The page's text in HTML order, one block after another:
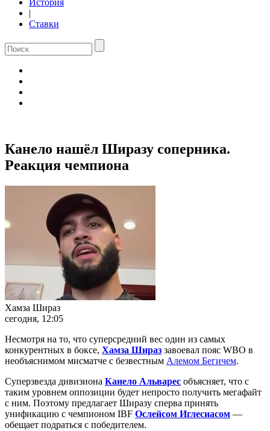
История
|
Ставки
Канело нашёл Ширазу соперника.
Реакция чемпиона
Хамза Шираз
сегодня, 12:05
Несмотря на то, что суперсредний вес один из самых
конкурентных в боксе, Хамза Шираз завоевал пояс WBO в
необъяснимом мисматче с безвестным Алемом Бегичем.
Суперзвезда дивизиона Канело Альварес объясняет, что с
таким уровнем оппозиции будет непросто получить мегафайт
с ним. Поэтому предлагает Ширазу сперва принять
унификацию с чемпионом IBF Ослейсом Иглесиасом —
обещает подраться с победителем.